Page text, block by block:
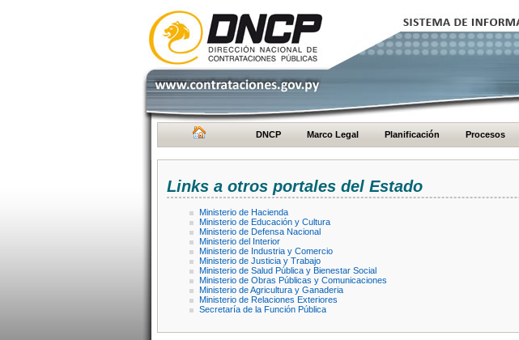
DNCP Marco Legal Planificación Procesos
Links a otros portales del Estado
Ministerio de Hacienda
Ministerio de Educación y Cultura
Ministerio de Defensa Nacional
Ministerio del Interior
Ministerio de Industria y Comercio
Ministerio de Justicia y Trabajo
Ministerio de Salud Pública y Bienestar Social
Ministerio de Obras Públicas y Comunicaciones
Ministerio de Agricultura y Ganaderia
Ministerio de Relaciones Exteriores
Secretaría de la Función Pública